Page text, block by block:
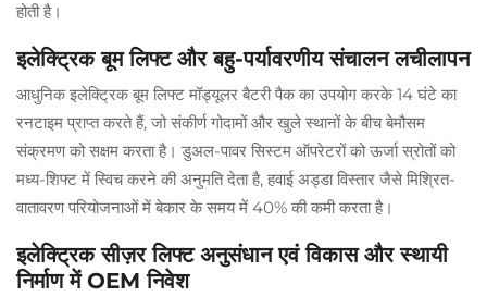
होती है।
इलेक्ट्रिक बूम लिफ्ट और बहु-पर्यावरणीय संचालन लचीलापन
आधुनिक इलेक्ट्रिक बूम लिफ्ट मॉड्यूलर बैटरी पैक का उपयोग करके 14 घंटे का
रनटाइम प्राप्त करते हैं, जो संकीर्ण गोदामों और खुले स्थानों के बीच बेमौसम
संक्रमण को सक्षम करता है। डुअल-पावर सिस्टम ऑपरेटरों को ऊर्जा स्रोतों को
मध्य-शिफ्ट में स्विच करने की अनुमति देता है, हवाई अड्डा विस्तार जैसे मिश्रित-
वातावरण परियोजनाओं में बेकार के समय में 40% की कमी करता है।
इलेक्ट्रिक सीज़र लिफ्ट अनुसंधान एवं विकास और स्थायी
निर्माण में OEM निवेश